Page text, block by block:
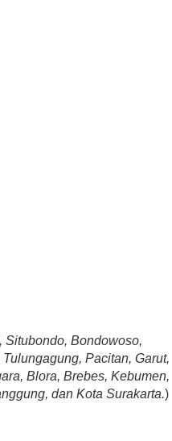
Situbondo, Bondowoso,
Pacitan, Garut,
Blora, Brebes, Kebumen,
dan Kota Surakarta.)